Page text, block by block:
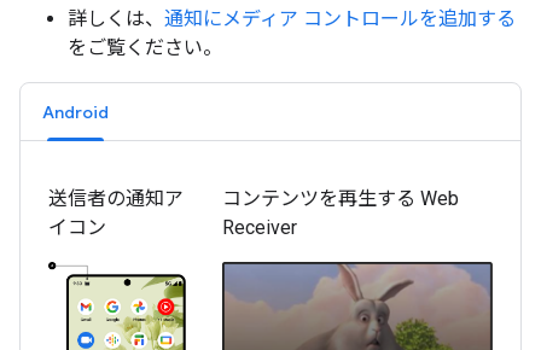
詳しくは、 通知にメディア コントロールを追加する
をご覧ください。
Android
送信者の通知ア
イコン
コンテンツを再生する Web
Receiver